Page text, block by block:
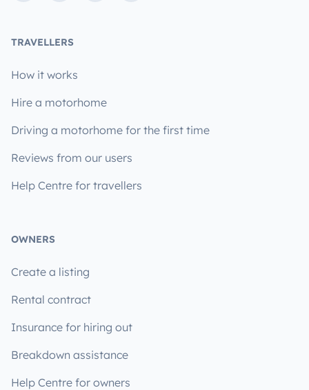
TRAVELLERS
How it works
Hire a motorhome
Driving a motorhome for the first time
Reviews from our users
Help Centre for travellers
OWNERS
Create a listing
Rental contract
Insurance for hiring out
Breakdown assistance
Help Centre for owners